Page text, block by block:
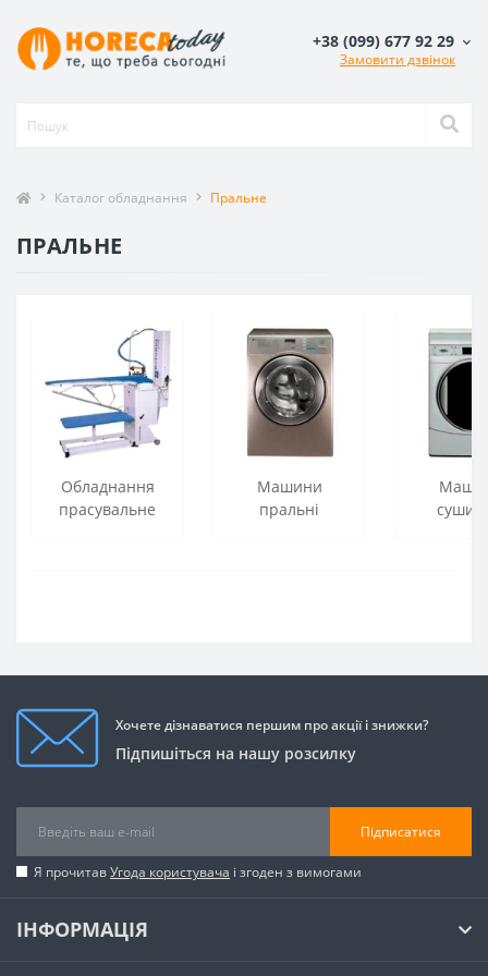
+38 (099) 677 92 29
Замовити дзвінок
Каталог обладнання Пральне
ПРАЛЬНЕ
Обладнання
прасувальне
Машини
пральні
Хочете дізнаватися першим про акції і знижки?
Підпишіться на нашу розсилку
Підписатися
Я прочитавУгода користувача і згоден з вимогами
ІНФОРМАЦІЯ